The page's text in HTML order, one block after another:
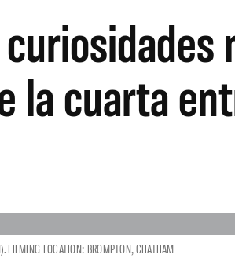
la cuarta
FILMING LOCATION: BROMPTON, CHATHAM